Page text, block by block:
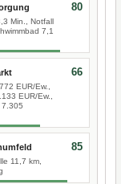
Min., Notfall
7,1
80
EUR/Ew.,
EUR/Ew.,
66
11,7 km,
85